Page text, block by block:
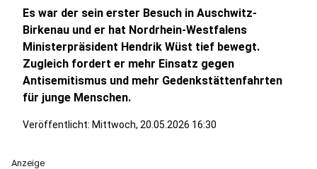
Es war der sein erster Besuch in Auschwitz-
Birkenau und er hat Nordrhein-Westfalens
Ministerpräsident Hendrik Wüst tief bewegt.
Zugleich fordert er mehr Einsatz gegen
Antisemitismus und mehr Gedenkstättenfahrten
für junge Menschen.
Veröffentlicht: Mittwoch, 20.05.2026 16:30
Anzeige